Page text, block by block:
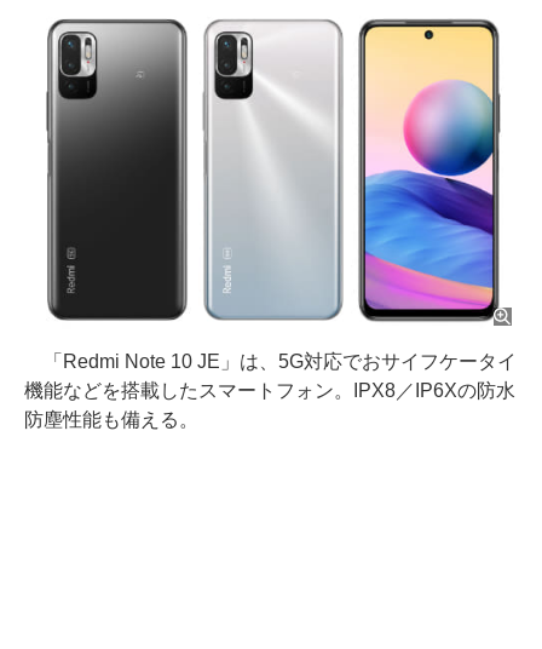
「Redmi Note 10 JE」は、5G対応でおサイフケータイ
機能などを搭載したスマートフォン。IPX8／IP6Xの防水
防塵性能も備える。